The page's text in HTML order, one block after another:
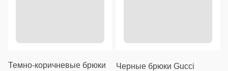
Темно-коричневые брюки
Черные брюки Gucci